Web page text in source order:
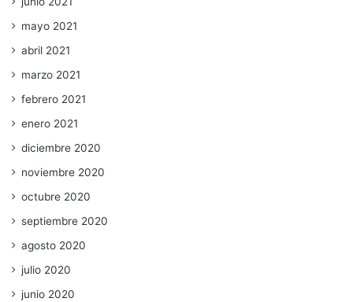
mayo 2021
abril 2021
marzo 2021
febrero 2021
enero 2021
diciembre 2020
noviembre 2020
octubre 2020
septiembre 2020
agosto 2020
julio 2020
junio 2020